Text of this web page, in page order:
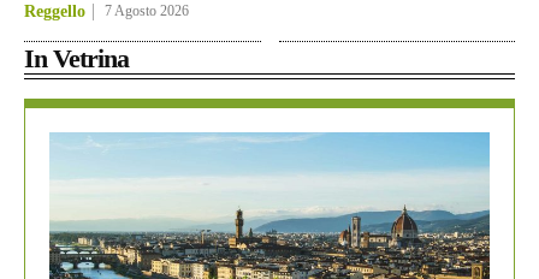
Reggello 7 Agosto 2026
In Vetrina